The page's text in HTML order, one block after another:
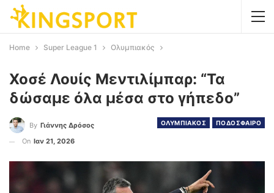
Home Super League 1 Ολυμπιακός
Χοσέ Λουίς Μεντιλίμπαρ: “Τα
δώσαμε όλα μέσα στο γήπεδο”
ΟΛΥΜΠΙΑΚΟΣ ΠΟΔΟΣΦΑΙΡΟ
By Γιάννης Δρόσος
On Ιαν 21, 2026